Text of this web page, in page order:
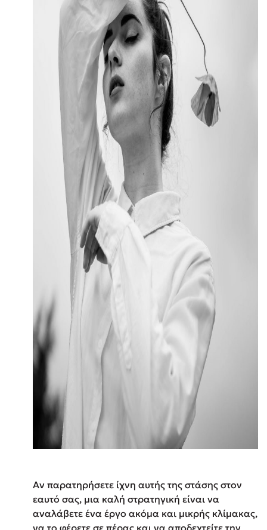
Αν παρατηρήσετε ίχνη αυτής της στάσης στον
εαυτό σας, μια καλή στρατηγική είναι να
αναλάβετε ένα έργο ακόμα και μικρής κλίμακας,